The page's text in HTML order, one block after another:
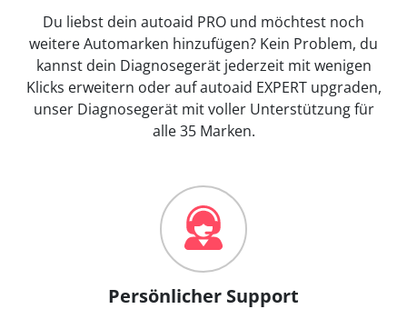
Du liebst dein autoaid PRO und möchtest noch
weitere Automarken hinzufügen? Kein Problem, du
kannst dein Diagnosegerät jederzeit mit wenigen
Klicks erweitern oder auf autoaid EXPERT upgraden,
unser Diagnosegerät mit voller Unterstützung für
alle 35 Marken.
Persönlicher Support